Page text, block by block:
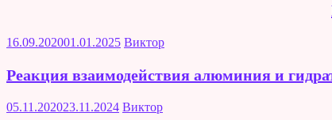
16.09.202001.01.2025 Виктор
Реакция взаимодействия алюминия и
05.11.202023.11.2024 Виктор